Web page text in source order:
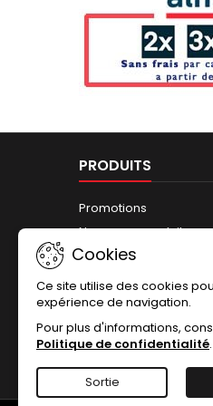
PRODUITS
Promotions
Nouveaux produits
Meilleures ventes
Plan du site
Cookies
Ce site utilise des cookies
expérience de navigation.
Pour plus d'informations,
Politique de confidentialité.
Sortie